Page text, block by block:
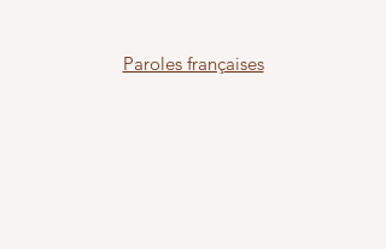
Paroles françaises